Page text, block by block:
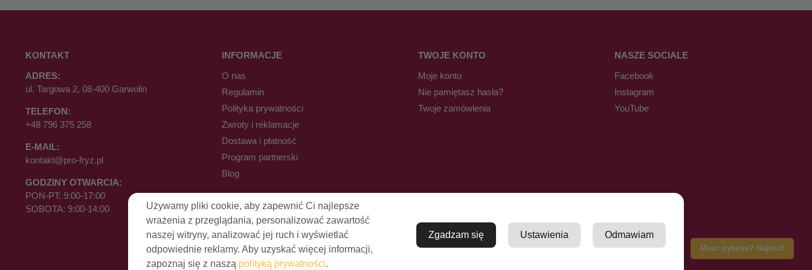
Masz pytanie? Napisz!
KONTAKT
ADRES:
ul. Targowa 2, 08-400 Garwolin
TELEFON:
+48 796 375 258
E-MAIL:
kontakt@pro-fryz.pl
GODZINY OTWARCIA:
PON-PT: 9:00-17:00
SOBOTA: 9:00-14:00
INFORMACJE
O nas
Regulamin
Polityka prywatności
Zwroty i reklamacje
Dostawa i płatność
Program partnerski
Blog
TWOJE KONTO
Moje konto
Nie pamiętasz hasła?
Twoje zamówienia
NASZE SOCIALE
Facebook
Instagram
YouTube
© Pro-Fryz.pl 2021-2026
Używamy pliki cookie, aby zapewnić Ci najlepsze
wrażenia z przeglądania, personalizować zawartość
naszej witryny, analizować jej ruch i wyświetlać
odpowiednie reklamy. Aby uzyskać więcej informacji,
zapoznaj się z naszą polityką prywatności.
Zgadzam się Ustawienia Odmawiam